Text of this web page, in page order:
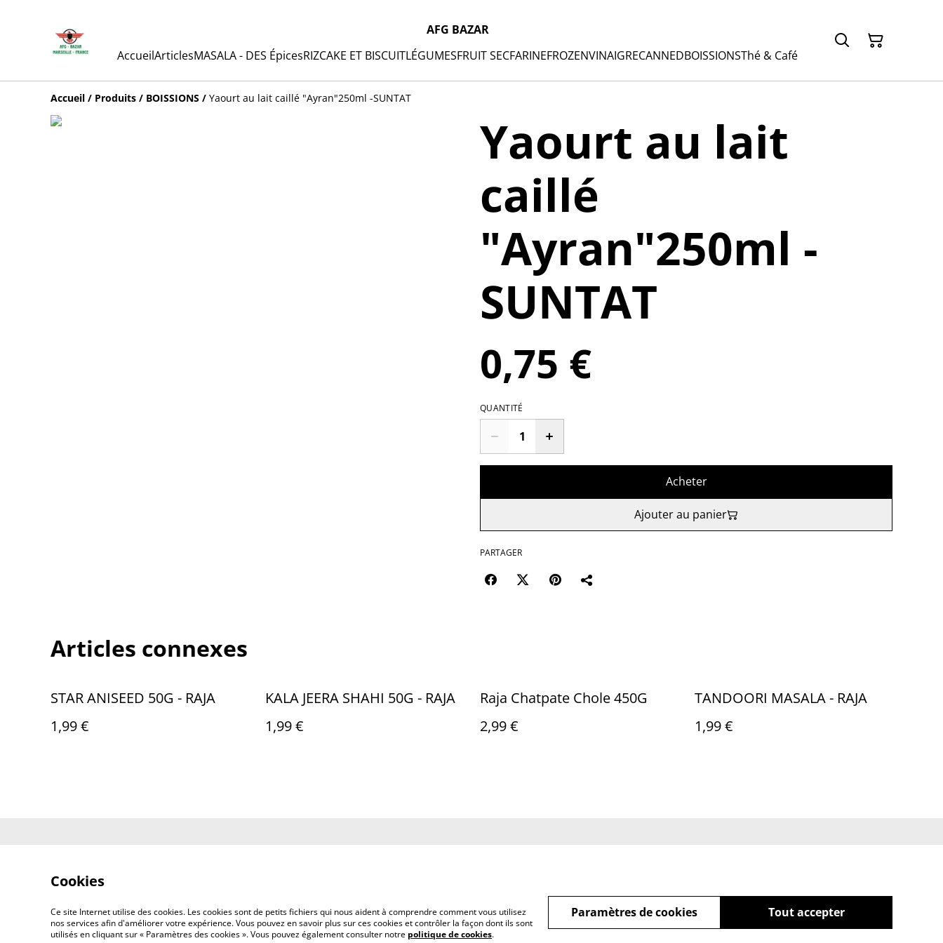
AFG BAZAR
AccueilArticlesMASALA - DES ÉpicesRIZCAKE ET BISCUITLÉGUMESFRUIT SECFARINEFROZENVINAIGRECANNEDBOISSIONSThé & Café
Accueil / Produits / BOISSIONS / Yaourt au lait caillé "Ayran"250ml -SUNTAT
Yaourt au lait
caillé
"Ayran"250ml -
SUNTAT
0,75 €
QUANTITÉ
Acheter
Ajouter au panier
PARTAGER
Articles connexes
STAR ANISEED 50G - RAJA
1,99 €
KALA JEERA SHAHI 50G - RAJA
1,99 €
Raja Chatpate Chole 450G
2,99 €
TANDOORI MASALA - RAJA
1,99 €
Cookies
Ce site Internet utilise des cookies. Les cookies sont de petits fichiers qui nous aident à comprendre comment vous utilisez
nos services afin d'améliorer votre expérience. Vous pouvez en savoir plus sur ces cookies et contrôler la façon dont ils sont
utilisés en cliquant sur « Paramètres des cookies ». Vous pouvez également consulter notre politique de cookies.
Tout accepter
Paramètres de cookies